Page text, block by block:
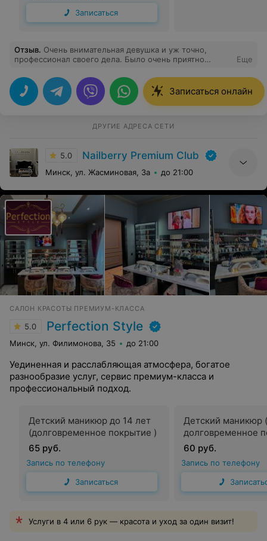
Записаться
Отзыв. Очень внимательная девушка и уж точно,
профессионал своего дела. Было очень приятно
ошибки предыдущего мастера и наконец-то моя
форма ногтей ко мне вернулась!!!! Тоненькое
покрытие! Маникюр и педикюр выше всех похвал!
Записалась на следующий визит к этому же мастеру!
кофе для клиентов и лимонов к воде. Весьма бы
Еще
Записаться онлайн
ДРУГИЕ АДРЕСА СЕТИ
5.0 Nailberry Premium Club
Минск, ул. Жасминовая, 3а до 21:00
САЛОН КРАСОТЫ ПРЕМИУМ-КЛАССА
5.0 Perfection Style
Минск, ул. Филимонова, 35 до 21:00
Уединенная и расслабляющая атмосфера, богатое
разнообразие услуг, сервис премиум-класса и
профессиональный подход.
Детский маникюр до 14 лет
(долговременное покрытие )
65 руб.
Запись по телефону
Записаться
Детский маникюр
долговременное
60 руб.
Запись по телефону
Услуги в 4 или 6 рук — красота и уход за один визит!